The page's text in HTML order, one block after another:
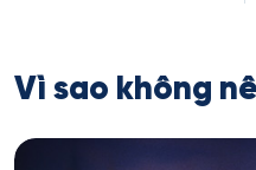
Vì sao không